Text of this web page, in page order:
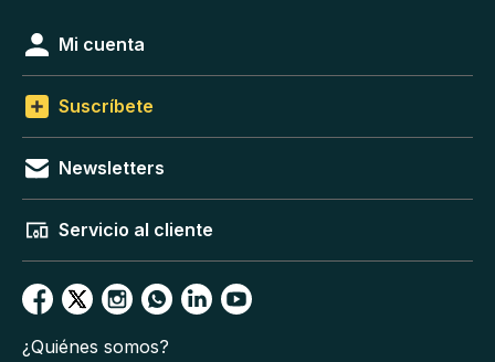
Mi cuenta
Suscríbete
Newsletters
Servicio al cliente
¿Quiénes somos?